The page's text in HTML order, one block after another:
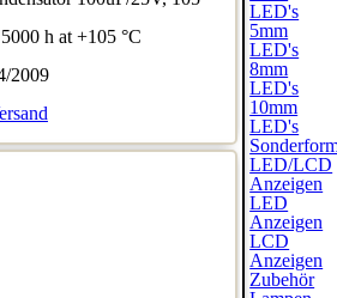
h at +105 °C
2009
LED's
5mm
LED's
8mm
LED's
10mm
LED's
LED/LCD
Anzeigen
LED
Anzeigen
LCD
Anzeigen
Zubehör